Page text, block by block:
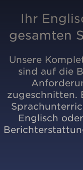
Ihr
gesamten
Unsere
sind auf die
zugeschnitten.
Englisch